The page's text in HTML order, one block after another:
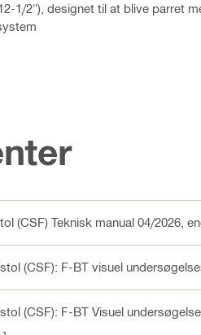
1/2"), designet til at blive parret
(CSF) Teknisk manual 04/2026 ,
(CSF): F-BT visuel
(CSF): F-BT Visuel